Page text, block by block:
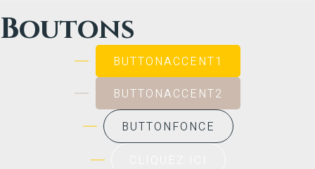
Boutons
BUTTONACCENT1
BUTTONACCENT2
BUTTONFONCE